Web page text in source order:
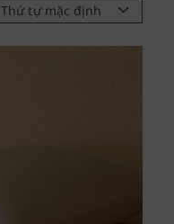
Thứ tự mặc định